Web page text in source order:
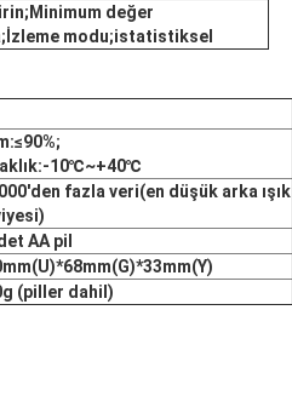
değer
modu;istatistiksel
:≤90%;
:-10℃~+40℃
fazla veri(en düşük arka ışık
AA pil
(piller dahil)